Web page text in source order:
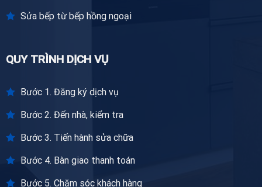
Sửa bếp từ bếp hồng ngoại
QUY TRÌNH DỊCH VỤ
Bước 1. Đăng ký dịch vụ
Bước 2. Đến nhà, kiểm tra
Bước 3. Tiến hành sửa chữa
Bước 4. Bàn giao thanh toán
Bước 5. Chăm sóc khách hàng